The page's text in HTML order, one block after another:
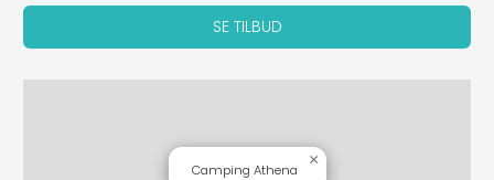
SE TILBUD
Camping Athena
×